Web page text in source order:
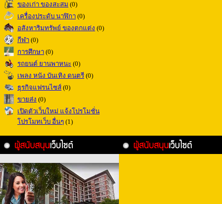
ของเก่า ของสะสม (0)
เครื่องประดับ นาฬิกา (0)
อสังหาริมทรัพย์ ของตกแต่ง (0)
กีฬา (0)
การศึกษา (0)
รถยนต์ ยานพาหนะ (0)
เพลง หนัง บันเทิง ดนตรี (0)
ธุรกิจแฟรนไซส์ (0)
ขายส่ง (0)
เปิดตัวเว็บใหม่ แจ้งโปรโมชั่น
โปรโมทเว็บ อื่นๆ (1)